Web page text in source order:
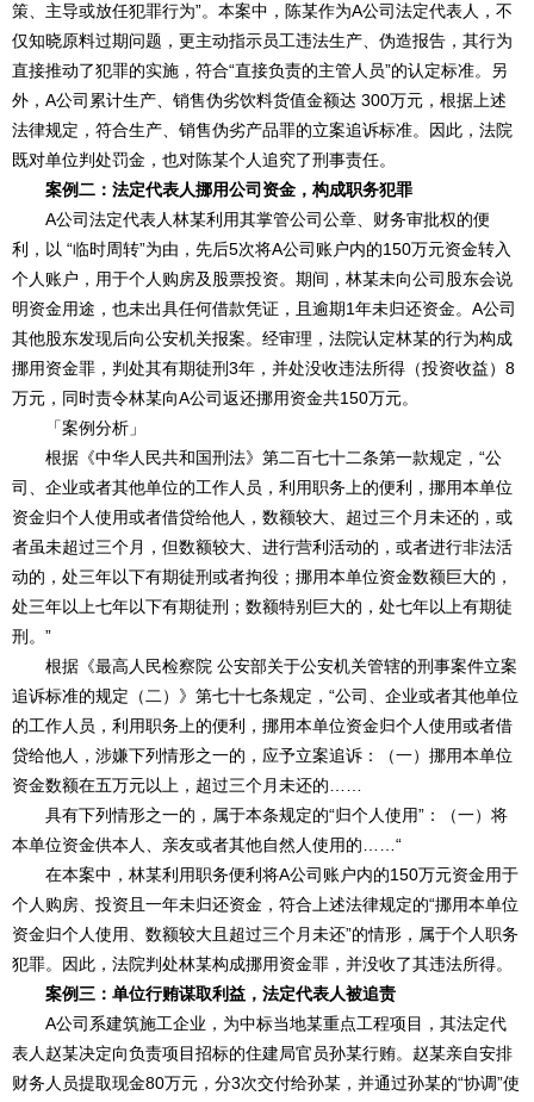
策、主导或放任犯罪行为”。本案中，陈某作为A公司法定代表人，不
仅知晓原料过期问题，更主动指示员工违法生产、伪造报告，其行为
直接推动了犯罪的实施，符合“直接负责的主管人员”的认定标准。另
外，A公司累计生产、销售伪劣饮料货值金额达 300万元，根据上述
法律规定，符合生产、销售伪劣产品罪的立案追诉标准。因此，法院
既对单位判处罚金，也对陈某个人追究了刑事责任。
案例二：法定代表人挪用公司资金，构成职务犯罪
A公司法定代表人林某利用其掌管公司公章、财务审批权的便
利，以 “临时周转”为由，先后5次将A公司账户内的150万元资金转入
个人账户，用于个人购房及股票投资。期间，林某未向公司股东会说
明资金用途，也未出具任何借款凭证，且逾期1年未归还资金。A公司
其他股东发现后向公安机关报案。经审理，法院认定林某的行为构成
挪用资金罪，判处其有期徒刑3年，并处没收违法所得（投资收益）8
万元，同时责令林某向A公司返还挪用资金共150万元。
「案例分析」
根据《中华人民共和国刑法》第二百七十二条第一款规定，“公
司、企业或者其他单位的工作人员，利用职务上的便利，挪用本单位
资金归个人使用或者借贷给他人，数额较大、超过三个月未还的，或
者虽未超过三个月，但数额较大、进行营利活动的，或者进行非法活
动的，处三年以下有期徒刑或者拘役；挪用本单位资金数额巨大的，
处三年以上七年以下有期徒刑；数额特别巨大的，处七年以上有期徒
刑。”
根据《最高人民检察院 公安部关于公安机关管辖的刑事案件立案
追诉标准的规定（二）》第七十七条规定，“公司、企业或者其他单位
的工作人员，利用职务上的便利，挪用本单位资金归个人使用或者借
贷给他人，涉嫌下列情形之一的，应予立案追诉：（一）挪用本单位
资金数额在五万元以上，超过三个月未还的……
具有下列情形之一的，属于本条规定的“归个人使用”：（一）将
本单位资金供本人、亲友或者其他自然人使用的……“
在本案中，林某利用职务便利将A公司账户内的150万元资金用于
个人购房、投资且一年未归还资金，符合上述法律规定的“挪用本单位
资金归个人使用、数额较大且超过三个月未还”的情形，属于个人职务
犯罪。因此，法院判处林某构成挪用资金罪，并没收了其违法所得。
案例三：单位行贿谋取利益，法定代表人被追责
A公司系建筑施工企业，为中标当地某重点工程项目，其法定代
表人赵某决定向负责项目招标的住建局官员孙某行贿。赵某亲自安排
财务人员提取现金80万元，分3次交付给孙某，并通过孙某的“协调”使